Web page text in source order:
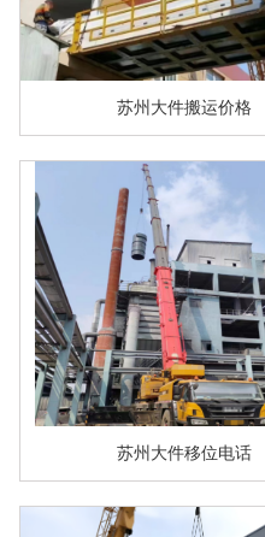
苏州大件搬运价格
苏州大件移位电话